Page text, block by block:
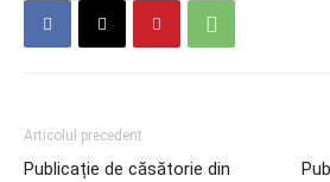
Articolul precedent
Publicație de căsătorie din